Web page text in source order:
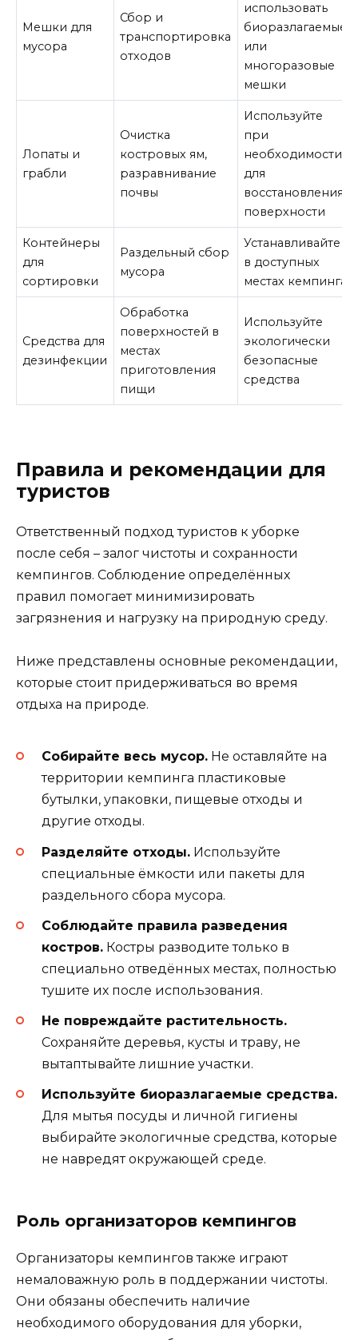
Мешки для
мусора
Сбор и
транспортировка
отходов
использовать
биоразлагаемые
или
многоразовые
мешки
Лопаты и
грабли
Очистка
костровых ям,
разравнивание
почвы
Используйте
при
необходимости
для
восстановления
поверхности
Контейнеры
для
сортировки
Раздельный сбор
мусора
Устанавливайте
в доступных
местах кемпинга
Средства для
дезинфекции
Обработка
поверхностей в
местах
приготовления
пищи
Используйте
экологически
безопасные
средства
Правила и рекомендации для
туристов
Ответственный подход туристов к уборке
после себя – залог чистоты и сохранности
кемпингов. Соблюдение определённых
правил помогает минимизировать
загрязнения и нагрузку на природную среду.
Ниже представлены основные рекомендации,
которые стоит придерживаться во время
отдыха на природе.
Собирайте весь мусор. Не оставляйте на
территории кемпинга пластиковые
бутылки, упаковки, пищевые отходы и
другие отходы.
Разделяйте отходы. Используйте
специальные ёмкости или пакеты для
раздельного сбора мусора.
Соблюдайте правила разведения
костров. Костры разводите только в
специально отведённых местах, полностью
тушите их после использования.
Не повреждайте растительность.
Сохраняйте деревья, кусты и траву, не
вытаптывайте лишние участки.
Используйте биоразлагаемые средства.
Для мытья посуды и личной гигиены
выбирайте экологичные средства, которые
не навредят окружающей среде.
Роль организаторов кемпингов
Организаторы кемпингов также играют
немаловажную роль в поддержании чистоты.
Они обязаны обеспечить наличие
необходимого оборудования для уборки,